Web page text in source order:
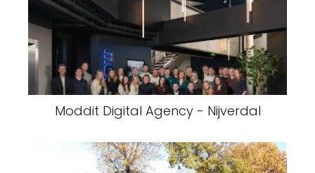
Moddit Digital Agency - Nijverdal